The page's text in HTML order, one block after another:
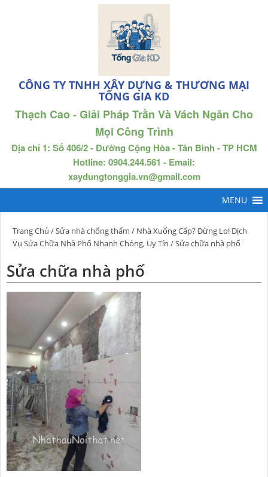
CÔNG TY TNHH XÂY DỰNG & THƯƠNG MẠI
TỐNG GIA KD
Thạch Cao - Giải Pháp Trần Và Vách Ngăn Cho
Mọi Công Trình
Địa chỉ 1: Số 406/2 - Đường Cộng Hòa - Tân Bình - TP HCM
Hotline: 0904.244.561 - Email:
xaydungtonggia.vn@gmail.com
Trang Chủ /Sửa nhà chống thấm / Nhà Xuống Cấp? Đừng Lo! Dịch
Vụ Sửa Chữa Nhà Phố Nhanh Chóng, Uy Tín / Sửa chữa nhà phố
Sửa chữa nhà phố